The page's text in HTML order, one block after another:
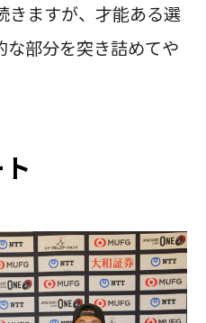
きますが、才能ある選
な部分を突き詰めてや